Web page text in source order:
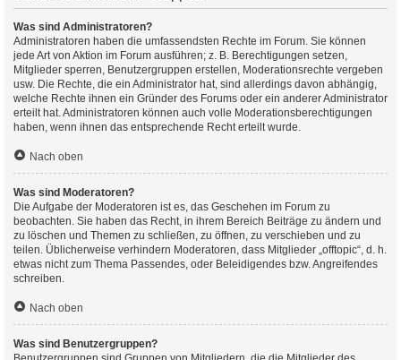
Was sind Administratoren?
Administratoren haben die umfassendsten Rechte im Forum. Sie können
jede Art von Aktion im Forum ausführen; z. B. Berechtigungen setzen,
Mitglieder sperren, Benutzergruppen erstellen, Moderationsrechte vergeben
usw. Die Rechte, die ein Administrator hat, sind allerdings davon abhängig,
welche Rechte ihnen ein Gründer des Forums oder ein anderer Administrator
erteilt hat. Administratoren können auch volle Moderationsberechtigungen
haben, wenn ihnen das entsprechende Recht erteilt wurde.
Nach oben
Was sind Moderatoren?
Die Aufgabe der Moderatoren ist es, das Geschehen im Forum zu
beobachten. Sie haben das Recht, in ihrem Bereich Beiträge zu ändern und
zu löschen und Themen zu schließen, zu öffnen, zu verschieben und zu
teilen. Üblicherweise verhindern Moderatoren, dass Mitglieder „offtopic“, d. h.
etwas nicht zum Thema Passendes, oder Beleidigendes bzw. Angreifendes
schreiben.
Nach oben
Was sind Benutzergruppen?